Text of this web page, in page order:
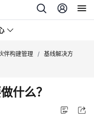
伴构建管理 / 基线解决方
什么？